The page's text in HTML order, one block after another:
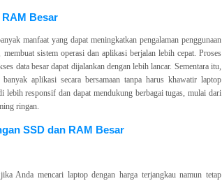
Besar
manfaat yang dapat meningkatkan pengalaman penggunaan
sistem operasi dan aplikasi berjalan lebih cepat. Proses
data besar dapat dijalankan dengan lebih lancar. Sementara itu,
aplikasi secara bersamaan tanpa harus khawatir laptop
lebih responsif dan dapat mendukung berbagai tugas, mulai dari
ringan.
SSD dan RAM Besar
Anda mencari laptop dengan harga terjangkau namun tetap